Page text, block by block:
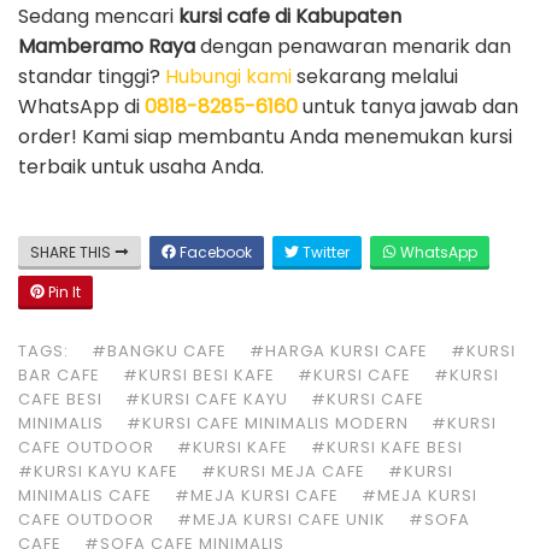
Sedang mencari kursi cafe di Kabupaten
Mamberamo Rayadengan penawaran menarik dan
standar tinggi? Hubungi kamisekarang melalui
WhatsApp di0818-8285-6160untuk tanya jawab dan
order! Kami siap membantu Anda menemukan kursi
terbaik untuk usaha Anda.
SHARE THIS Facebook Twitter
WhatsApp
Pin It
TAGS: #BANGKU CAFE #HARGA KURSI CAFE
#KURSI
BAR CAFE
#KURSI BESI KAFE #KURSI CAFE
#KURSI
CAFE BESI
#KURSI CAFE KAYU
#KURSI CAFE
MINIMALIS
#KURSI CAFE MINIMALIS MODERN
#KURSI
CAFE OUTDOOR
#KURSI KAFE
#KURSI KAFE BESI
#KURSI KAYU KAFE
#KURSI MEJA CAFE
#KURSI
MINIMALIS CAFE
#MEJA KURSI CAFE
#MEJA KURSI
CAFE OUTDOOR
#MEJA KURSI CAFE UNIK
#SOFA
CAFE
#SOFA CAFE MINIMALIS